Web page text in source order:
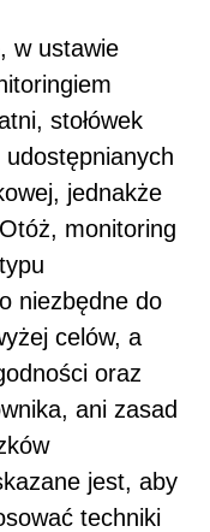
w ustawie
stołówek
jednakże
monitoring
niezbędne do
celów, a
oraz
ani zasad
jest, aby
techniki